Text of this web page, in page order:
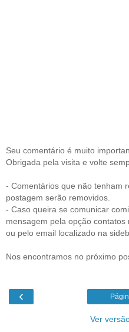
Seu comentário é muito
Obrigada pela visita e volte
- Comentários que não tenham
postagem serão removidos.
- Caso queira se comunicar
mensagem pela opção contatos
ou pelo email localizado na
Nos encontramos no próximo
‹
Ver